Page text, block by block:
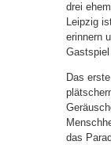
drei
Leipzig
erinnern
Das
das